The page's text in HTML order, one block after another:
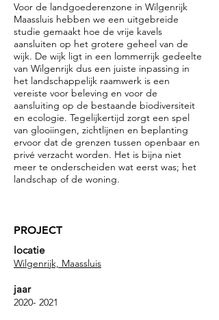
Voor de landgoederenzone in Wilgenrijk
Maassluis hebben we een uitgebreide
studie gemaakt hoe de vrije kavels
aansluiten op het grotere geheel van de
wijk. De wijk ligt in een lommerrijk gedeelte
van Wilgenrijk dus een juiste inpassing in
het landschappelijk raamwerk is een
vereiste voor beleving en voor de
aansluiting op de bestaande biodiversiteit
en ecologie. Tegelijkertijd zorgt een spel
van glooiingen, zichtlijnen en beplanting
ervoor dat de grenzen tussen openbaar en
privé verzacht worden. Het is bijna niet
meer te onderscheiden wat eerst was; het
landschap of de woning.
PROJECT
locatie
Wilgenrijk, Maassluis
jaar
2020- 2021